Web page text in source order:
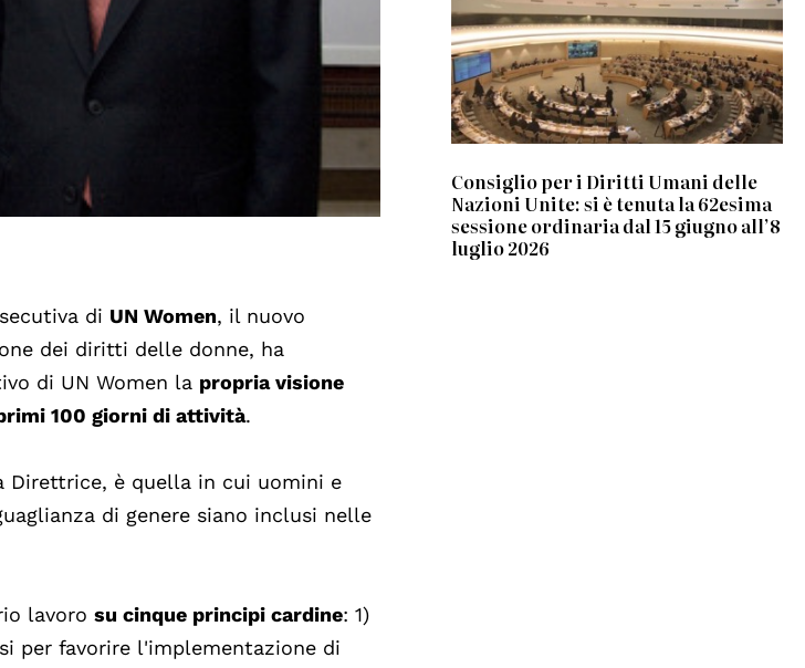
di UN Women, il nuovo
dei diritti delle donne, ha
di UN Women la propria visione
100 giorni di attività.
Direttrice, è quella in cui uomini e
di genere siano inclusi nelle
lavorosu cinque principi cardine: 1)
per favorire l'implementazione di
Consiglio per i Diritti Umani delle
Nazioni Unite: si è tenuta la 62esima
sessione ordinaria dal 15 giugno all’8
luglio 2026